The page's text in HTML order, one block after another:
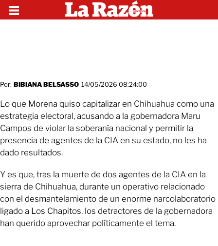
Por: BIBIANA BELSASSO 14/05/2026 08:24:00
Lo que Morena quiso capitalizar en Chihuahua como una
estrategia electoral, acusando a la gobernadora Maru
Campos de violar la soberanía nacional y permitir la
presencia de agentes de la CIA en su estado, no les ha
dado resultados.
Y es que, tras la muerte de dos agentes de la CIA en la
sierra de Chihuahua, durante un operativo relacionado
con el desmantelamiento de un enorme narcolaboratorio
ligado a Los Chapitos, los detractores de la gobernadora
han querido aprovechar políticamente el tema.